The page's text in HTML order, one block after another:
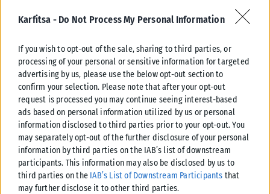
Karfitsa - Do Not Process My Personal Information
If you wish to opt-out of the sale, sharing to third parties, or
processing of your personal or sensitive information for targeted
advertising by us, please use the below opt-out section to
confirm your selection. Please note that after your opt-out
request is processed you may continue seeing interest-based
ads based on personal information utilized by us or personal
information disclosed to third parties prior to your opt-out. You
may separately opt-out of the further disclosure of your personal
information by third parties on the IAB’s list of downstream
participants. This information may also be disclosed by us to
third parties on the IAB’s List of Downstream Participants that
may further disclose it to other third parties.
Η Εθνική Παίδων λύγισε την Τουρκία και πανηγύρισε τη νίκη
Νικηφόρα συνέχισε η εθνική ομάδα υδατοσφαίρισης των παίδων τις
υποχρεώσεις της στους αγώνες κατάταξης του Παγκοσμίου
Πρωταθλήματος Κ16, που διεξάγεται...
ΑΝΑΡΤΉΘΗΚΕ ΑΠΌKARFITSANEWS 08/08/2026